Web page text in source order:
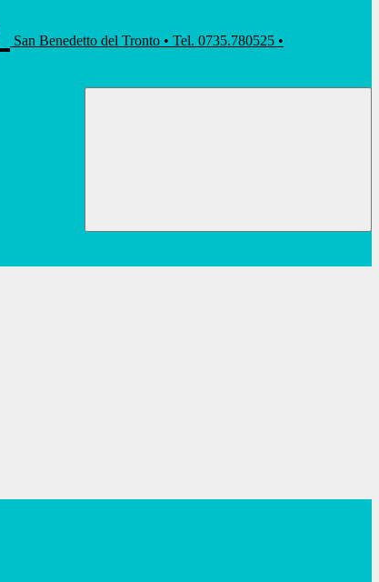
San Benedetto del Tronto • Tel. 0735.780525 •